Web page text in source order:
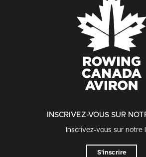
INSCRIVEZ-VOUS SUR
Inscrivez-vous sur notre
S'inscrire